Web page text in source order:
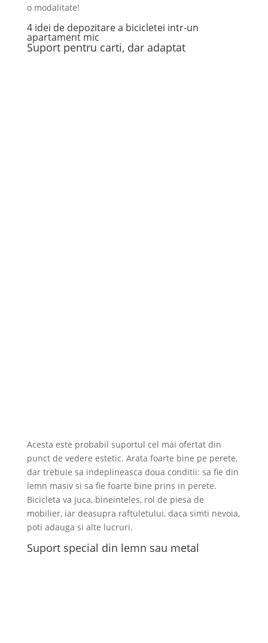
o modalitate!
4 idei de depozitare a bicicletei intr-un
apartament mic
Suport pentru carti, dar adaptat
Acesta este probabil suportul cel mai ofertat din
punct de vedere estetic. Arata foarte bine pe perete,
dar trebuie sa indeplineasca doua conditii: sa fie din
lemn masiv si sa fie foarte bine prins in perete.
Bicicleta va juca, bineinteles, rol de piesa de
mobilier, iar deasupra raftuletului, daca simti nevoia,
poti adauga si alte lucruri.
Suport special din lemn sau metal